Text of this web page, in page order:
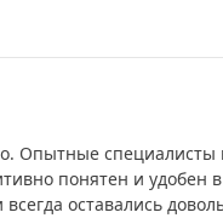
Опытные специалисты
понятен и удобен
оставались